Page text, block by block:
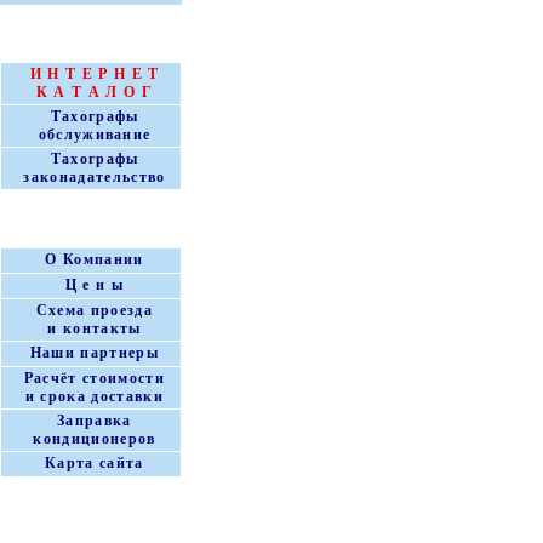
И Н Т Е Р Н Е Т
К А Т А Л О Г
Тахографы
обслуживание
Тахографы
законадательство
О Компании
Ц е н ы
Схема проезда
и контакты
Наши партнеры
Расчёт стоимости
и срока доставки
Заправка
кондиционеров
Карта сайта